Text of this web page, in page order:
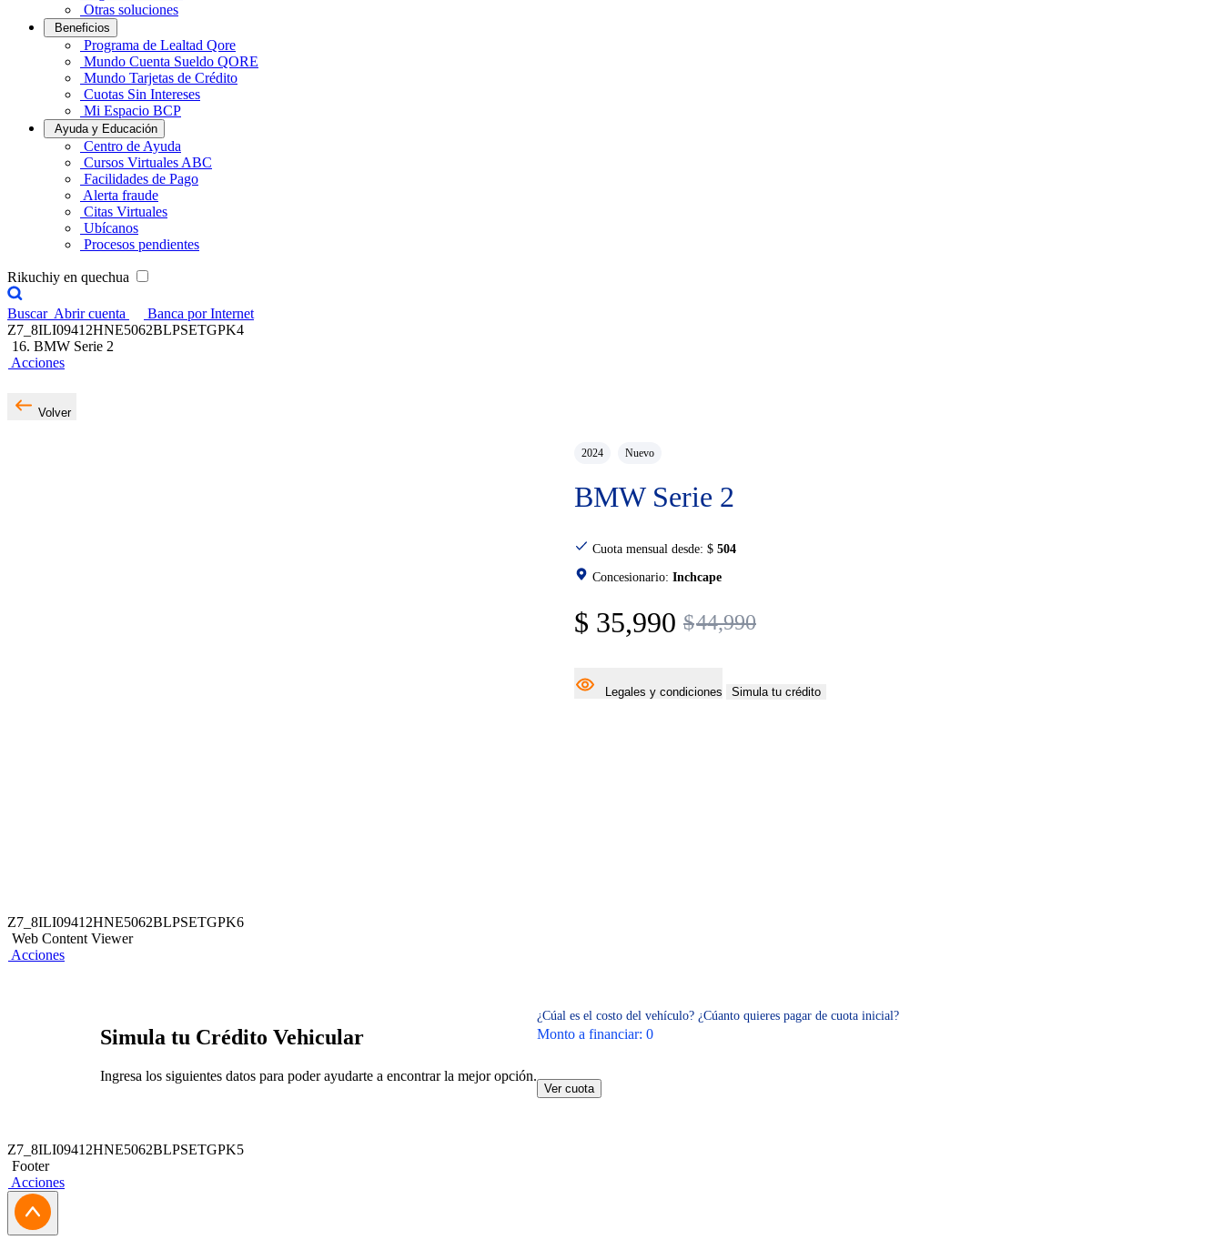
Otras soluciones
Beneficios
Programa de Lealtad Qore
Mundo Cuenta Sueldo QORE
Mundo Tarjetas de Crédito
Cuotas Sin Intereses
Mi Espacio BCP
Ayuda y Educación
Centro de Ayuda
Cursos Virtuales ABC
Facilidades de Pago
Alerta fraude
Citas Virtuales
Ubícanos
Procesos pendientes
Rikuchiy en quechua
Buscar Abrir cuenta
Banca por Internet
Z7_8ILI09412HNE5062BLPSETGPK4
16. BMW Serie 2
Acciones
Volver
2024 Nuevo
BMW Serie 2
Cuota mensual desde: $ 504
Concesionario: Inchcape
$ 35,990 $44,990
Legales y condiciones Simula tu crédito
Z7_8ILI09412HNE5062BLPSETGPK6
Web Content Viewer
Acciones
Simula tu Crédito Vehicular
Ingresa los siguientes datos para poder ayudarte a encontrar la mejor opción.
¿Cúal es el costo del vehículo? ¿Cúanto quieres pagar de cuota inicial?
Monto a financiar: 0
Ver cuota
Z7_8ILI09412HNE5062BLPSETGPK5
Footer
Acciones